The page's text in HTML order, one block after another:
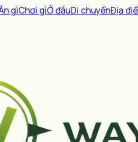
gìChơi gìỞ đâuDi chuyểnĐịa